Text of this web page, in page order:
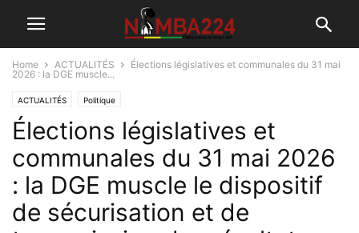
Home ACTUALITÉS
Élections législatives et communales du 31 mai
2026 : la DGE muscle...
ACTUALITÉS Politique
Élections législatives et
communales du 31 mai 2026
: la DGE muscle le dispositif
de sécurisation et de